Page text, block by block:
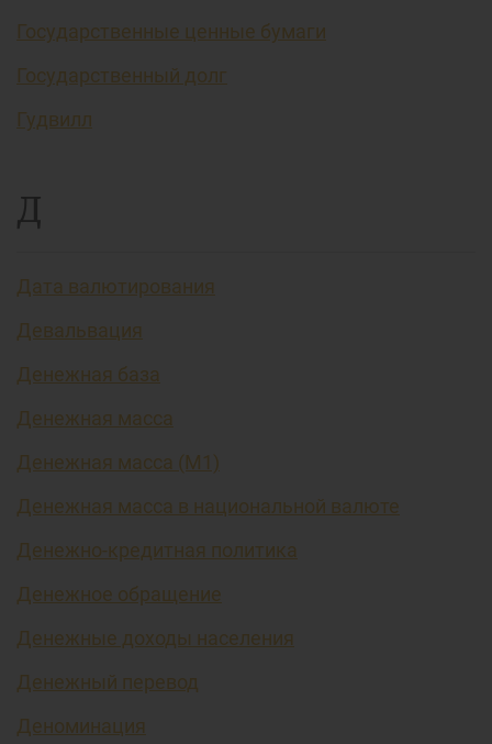
Государственные ценные бумаги
Государственный долг
Гудвилл
Д
Дата валютирования
Девальвация
Денежная база
Денежная масса
Денежная масса (М1)
Денежная масса в национальной валюте
Денежно-кредитная политика
Денежное обращение
Денежные доходы населения
Денежный перевод
Деноминация